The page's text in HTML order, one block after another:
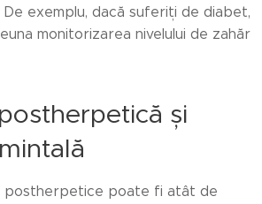
De exemplu, dacă suferiți de diabet,
monitorizarea nivelului de zahăr
și
postherpetice poate fi atât de